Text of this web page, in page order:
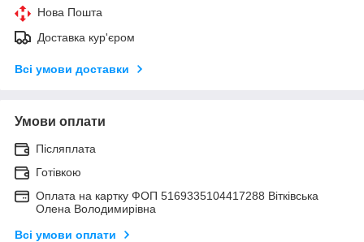
Нова Пошта
Доставка кур'єром
Всі умови доставки
Умови оплати
Післяплата
Готівкою
Оплата на картку ФОП 5169335104417288 Вітківська
Олена Володимирівна
Всі умови оплати